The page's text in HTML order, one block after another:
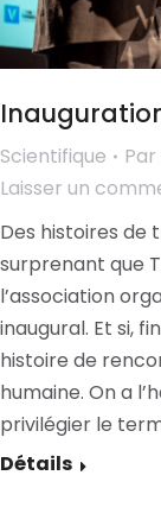
Scientifique Par
Laisser un
Des histoires de
surprenant que
l’association
inaugural. Et si,
histoire de
humaine. On a
privilégier le
Détails